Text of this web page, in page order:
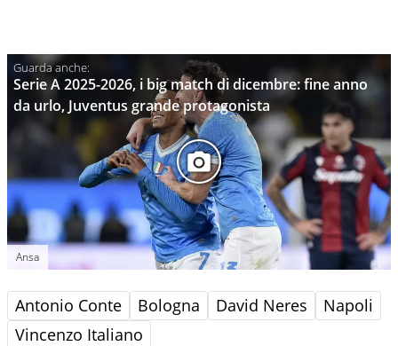
Serie A 2025-2026, i big match di dicembre: fine anno
da urlo, Juventus grande protagonista
Ansa
Antonio Conte Bologna David Neres
Napoli
Vincenzo Italiano